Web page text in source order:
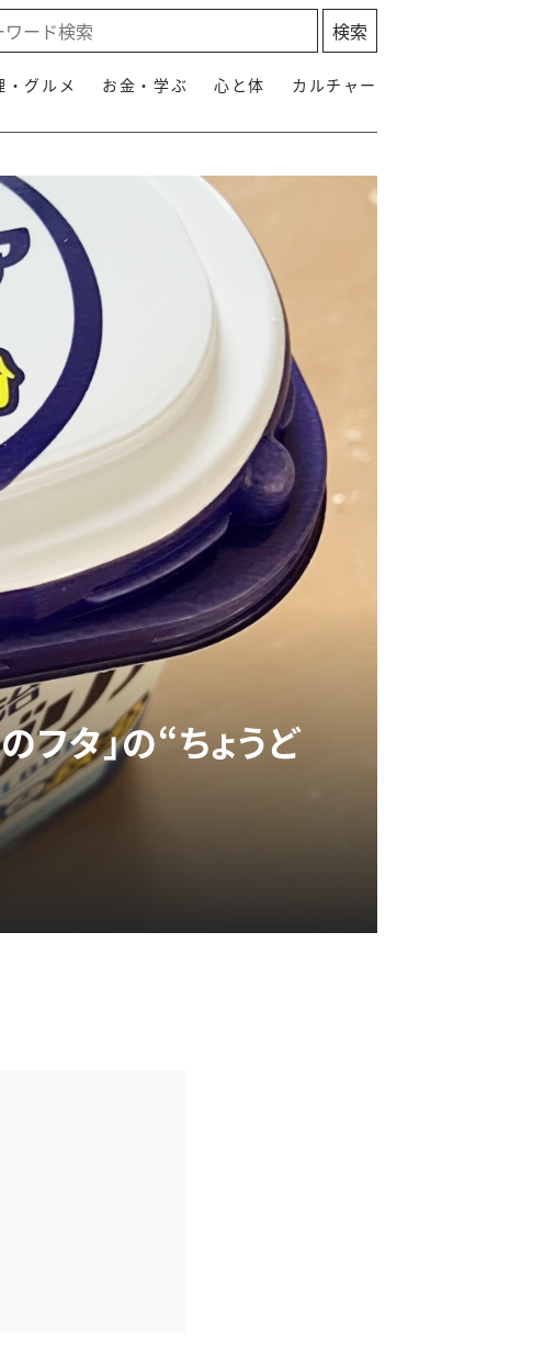
・グルメ お金・学ぶ 心と体 カルチャー
フタ」の“ちょうど